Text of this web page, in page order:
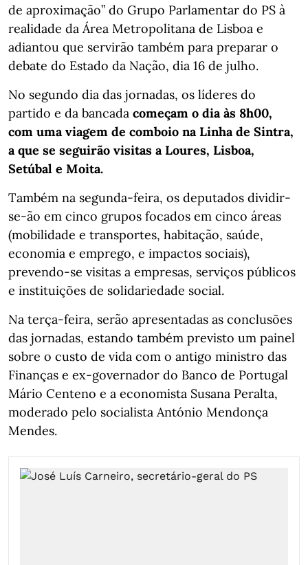
de aproximação” do Grupo Parlamentar do PS à
realidade da Área Metropolitana de Lisboa e
adiantou que servirão também para preparar o
debate do Estado da Nação, dia 16 de julho.
No segundo dia das jornadas, os líderes do
partido e da bancada começam o dia às 8h00,
com uma viagem de comboio na Linha de Sintra,
a que se seguirão visitas a Loures, Lisboa,
Setúbal e Moita.
Também na segunda-feira, os deputados dividir-
se-ão em cinco grupos focados em cinco áreas
(mobilidade e transportes, habitação, saúde,
economia e emprego, e impactos sociais),
prevendo-se visitas a empresas, serviços públicos
e instituições de solidariedade social.
Na terça-feira, serão apresentadas as conclusões
das jornadas, estando também previsto um painel
sobre o custo de vida com o antigo ministro das
Finanças e ex-governador do Banco de Portugal
Mário Centeno e a economista Susana Peralta,
moderado pelo socialista António Mendonça
Mendes.